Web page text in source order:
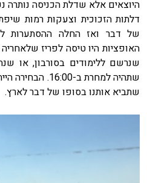
היוצאים אלא שדלת הכניסה נותרה
דלתות הזכוכית וצעקות רמות
של דבר ואז החלה ההסתערות
האופציות היו טיסה לפריז
שנרשם ללימודים בסורבון, או
שתהיה למחרת ב-
שתביא אותנו בסופו של דבר לארץ.